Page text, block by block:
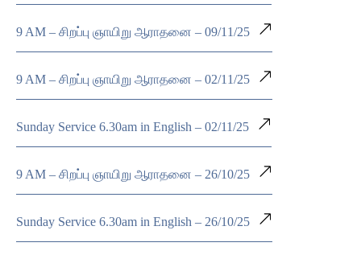
9 AM – சிறப்பு ஞாயிறு ஆராதனை – 09/11/25
9 AM – சிறப்பு ஞாயிறு ஆராதனை – 02/11/25
Sunday Service 6.30am in English – 02/11/25
9 AM – சிறப்பு ஞாயிறு ஆராதனை – 26/10/25
Sunday Service 6.30am in English – 26/10/25